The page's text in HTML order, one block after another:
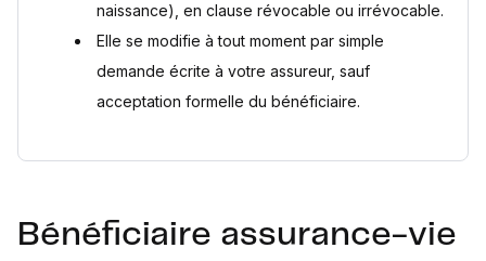
Que se passe-t-il si je ne rédige aucune clause
bénéficiaire ?
le capital reçu ?
Puis-je modifier ma clause bénéficiaire à tout moment ?
naissance), en clause révocable ou irrévocable.
Elle se modifie à tout moment par simple
demande écrite à votre assureur, sauf
acceptation formelle du bénéficiaire.
Bénéficiaire assurance-vie